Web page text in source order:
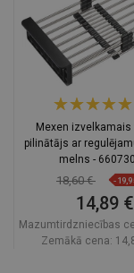
Mexen izvelkamais
pilinātājs ar
melns -
18,60 € -
14,89 €
Mazumtirdzniecības
Zemākā cena: